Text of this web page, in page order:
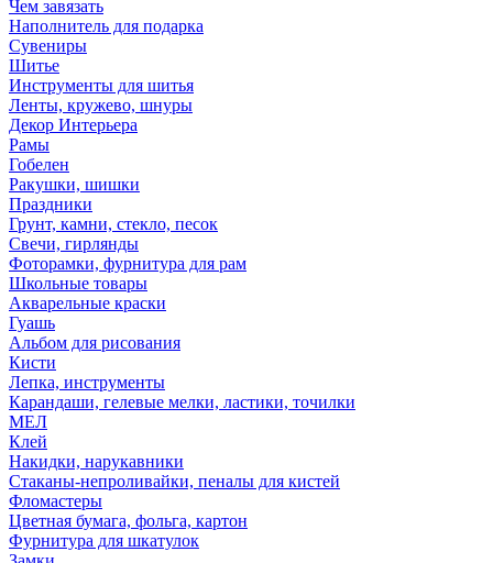
Чем завязать
Наполнитель для подарка
Сувениры
Шитье
Инструменты для шитья
Ленты, кружево, шнуры
Декор Интерьера
Рамы
Гобелен
Ракушки, шишки
Праздники
Грунт, камни, стекло, песок
Свечи, гирлянды
Фоторамки, фурнитура для рам
Школьные товары
Акварельные краски
Гуашь
Альбом для рисования
Кисти
Лепка, инструменты
Карандаши, гелевые мелки, ластики, точилки
МЕЛ
Клей
Накидки, нарукавники
Стаканы-непроливайки, пеналы для кистей
Фломастеры
Цветная бумага, фольга, картон
Фурнитура для шкатулок